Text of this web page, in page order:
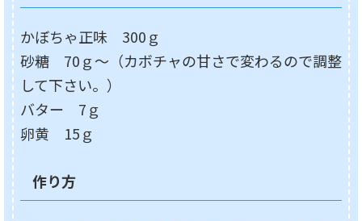
かぼちゃ正味 300ｇ
砂糖 70ｇ～（カボチャの甘さで変わるので調整
して下さい。）
バター 7ｇ
卵黄 15ｇ
作り方